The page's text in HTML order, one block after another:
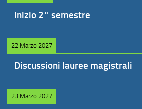
Inizio 2° semestre
22 Marzo 2027
Discussioni lauree magistrali
23 Marzo 2027